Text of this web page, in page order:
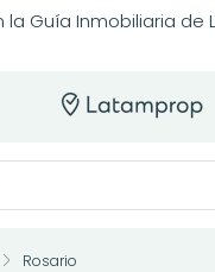
la Guía Inmobiliaria de
Rosario